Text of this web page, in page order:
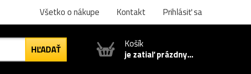
Všetko o nákupe Kontakt Prihlásiť sa
Košík
je zatiaľ prázdny...